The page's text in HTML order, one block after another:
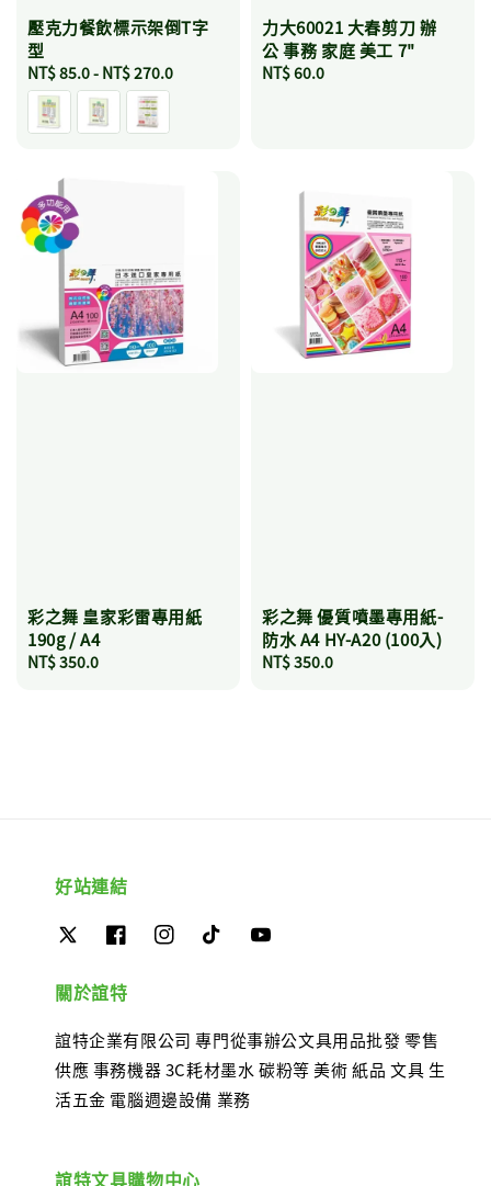
壓克力餐飲標示架倒T字
型
Regular
price
NT$ 85.0- NT$ 270.0
力大60021 大春剪刀 辦
公 事務 家庭 美工 7"
Regular
NT$ 60.0
彩之舞 皇家彩雷專用紙
190g / A4
Regular
NT$ 350.0
彩之舞 優質噴墨專用紙-
防水 A4 HY-A20 (100入)
Regular
NT$ 350.0
好站連結
關於誼特
誼特企業有限公司 專門從事辦公文具用品批發 零售
供應 事務機器 3C耗材墨水 碳粉等 美術 紙品 文具 生
活五金 電腦週邊設備 業務
誼特文具購物中心